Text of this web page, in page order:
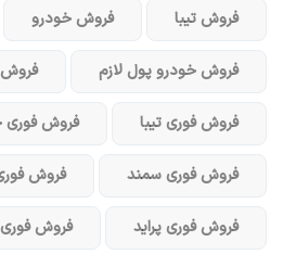
فروش تیبا فروش خودرو
فروش خودرو پول لازم
فروش فوری تیبا فروش فوری
فروش فوری سمند فروش
فروش فوری پراید فروش